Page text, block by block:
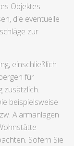
Objektes
die eventuelle
zur
einschließlich
für
zusätzlich.
beispielsweise
Alarmanlagen
Sofern Sie